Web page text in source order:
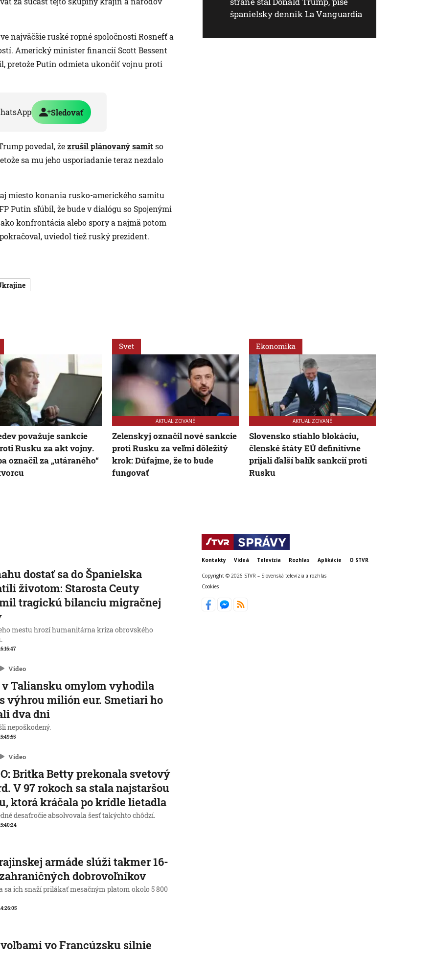
najväčšie ruské ropné spoločnosti Rosnefť a
Americký minister financií Scott Bessent
pretože Putin odmieta ukončiť vojnu proti
Sledovať
povedal, žezrušil plánovaný samitso
sa mu jeho usporiadanie teraz nezdalo
miesto konania rusko-amerického samitu
Putin sľúbil, že bude v dialógu so Spojenými
konfrontácia alebo spory a najmä potom
uviedol tiež ruský prezident.
španielsky denník La Vanguardia
považuje sankcie
Rusku za akt vojny.
označil za „utáraného“
Svet
AKTUALIZOVANÉ
Zelenskyj označil nové sankcie
proti Rusku za veľmi dôležitý
krok: Dúfajme, že to bude
fungovať
Ekonomika
AKTUALIZOVANÉ
Slovensko stiahlo blokáciu,
členské štáty EÚ definitívne
prijali ďalší balík sankcií proti
Rusku
dostať sa do Španielska
životom: Starosta Ceuty
tragickú bilanciu migračnej
mestu hrozí humanitárna kríza obrovského
Video
v Taliansku omylom vyhodila
výhrou milión eur. Smetiari ho
dva dni
nepoškodený.
Video
Britka Betty prekonala svetový
V 97 rokoch sa stala najstaršou
ktorá kráčala po krídle lietadla
desaťročie absolvovala šesť takýchto chôdzí.
armáde slúži takmer 16-
dobrovoľníkov
sa ich snaží prilákať mesačným platom okolo 5 800
vo Francúzsku silnie
Kontakty Videá Televízia Rozhlas Aplikácie O STVR
Copyright © 2026 STVR – Slovenská televízia a rozhlas
Cookies